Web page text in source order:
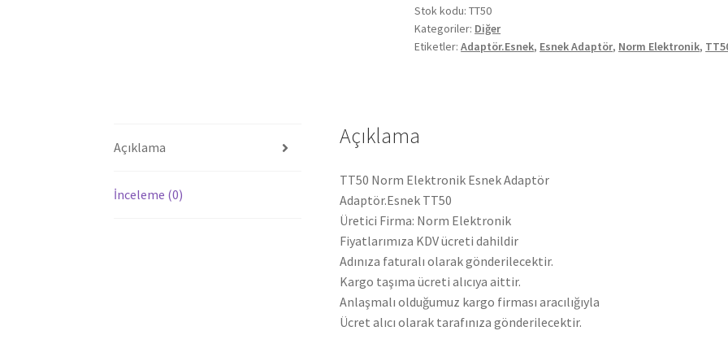
TT50
adet
Stok kodu:TT50
Kategoriler: Diğer
Etiketler:Adaptör.Esnek, Esnek Adaptör, Norm Elektronik,
Açıklama
İnceleme (0)
Açıklama
TT50 Norm Elektronik Esnek Adaptör
Adaptör.Esnek TT50
Üretici Firma: Norm Elektronik
Fiyatlarımıza KDV ücreti dahildir
Adınıza faturalı olarak gönderilecektir.
Kargo taşıma ücreti alıcıya aittir.
Anlaşmalı olduğumuz kargo firması aracılığıyla
Ücret alıcı olarak tarafınıza gönderilecektir.